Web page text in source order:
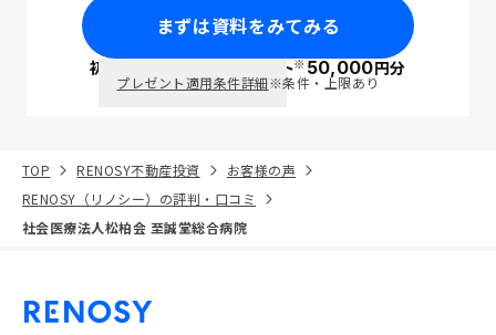
まずは資料をみてみる
初回面談で ポイント※50,000円分
プレゼント適用条件詳細※条件・上限あり
TOP RENOSY不動産投資
お客様の声
RENOSY（リノシー）の評判・口コミ
社会医療法人松柏会 至誠堂総合病院